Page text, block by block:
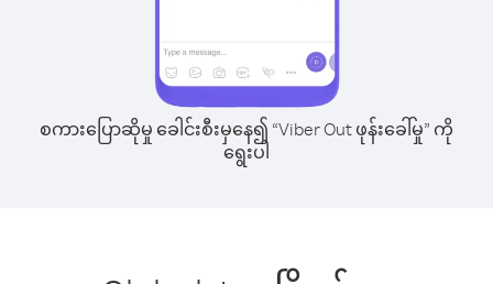
စကားပြောဆိုမှု ခေါင်းစီးမှနေ၍ “Viber Out ဖုန်းခေါ်မှု” ကို
ရွေးပါ